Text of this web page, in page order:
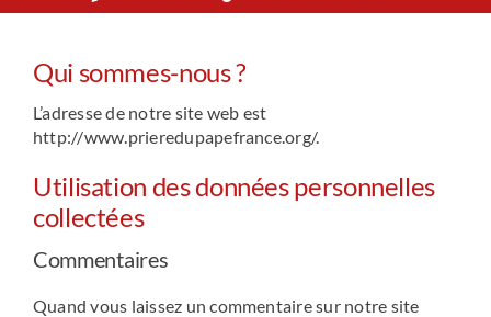
Prière universelle
News
Qui sommes-nous ?
Qui sommes-nous ?
L’adresse de notre site web est
http://www.prieredupapefrance.org/.
Utilisation des données personnelles
collectées
Commentaires
Quand vous laissez un commentaire sur notre site